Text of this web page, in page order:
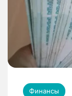
Финансы